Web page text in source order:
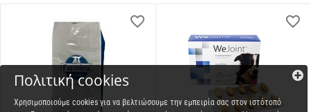
Πολιτική cookies
Χρησιμοποιούμε cookies για να βελτιώσουμε την εμπειρία σας στον ιστότοπό